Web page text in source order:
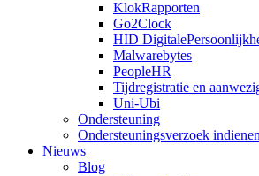
KlokRapporten
Go2Clock
HID
Malwarebytes
PeopleHR
Tijdregistratie en
Uni-Ubi
Ondersteuning
Ondersteuningsverzoek
Nieuws
Blog